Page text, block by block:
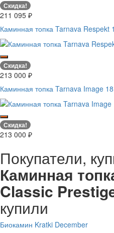
Скидка!
211 095 ₽
Каминная топка Tarnava Respekt
Скидка!
213 000 ₽
Каминная топка Tarnava Image
Скидка!
213 000 ₽
Покупатели,
Каминная
Classic
купили
Биокамин Kratki December